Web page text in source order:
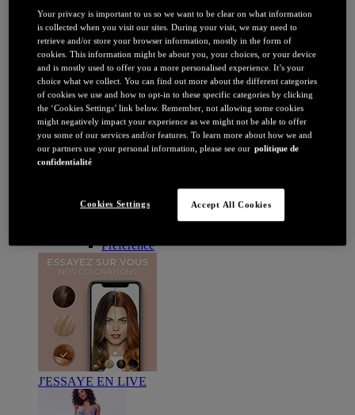
Brune / Noire
Rousse / Auburn
Eclaircissant
Tie & dye et balayage
Retouche racines
Flashy
Par durée
Permanente
Temporaire
Coloration : Par gamme
Age Perfect
Coloration Homme
Cool Silver
Préférence
J'ESSAYE EN LIVE
Your privacy is important to us so we want to be clear on what information
is collected when you visit our sites. During your visit, we may need to
retrieve and/or store your browser information, mostly in the form of
cookies. This information might be about you, your choices, or your device
and is mostly used to offer you a more personalised experience. It’s your
choice what we collect. You can find out more about the different categories
of cookies we use and how to opt-in to these specific categories by clicking
the ‘Cookies Settings’ link below. Remember, not allowing some cookies
might negatively impact your experience as we might not be able to offer
you some of our services and/or features. To learn more about how we and
our partners use your personal information, please see our politique de
confidentialité
Cookies Settings Accept All Cookies